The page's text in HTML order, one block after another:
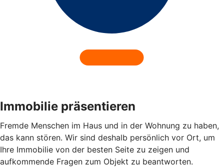
Immobilie präsentieren
Fremde Menschen im Haus und in der Wohnung zu haben,
das kann stören. Wir sind deshalb persönlich vor Ort, um
Ihre Immobilie von der besten Seite zu zeigen und
aufkommende Fragen zum Objekt zu beantworten.